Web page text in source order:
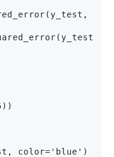
color='blue')